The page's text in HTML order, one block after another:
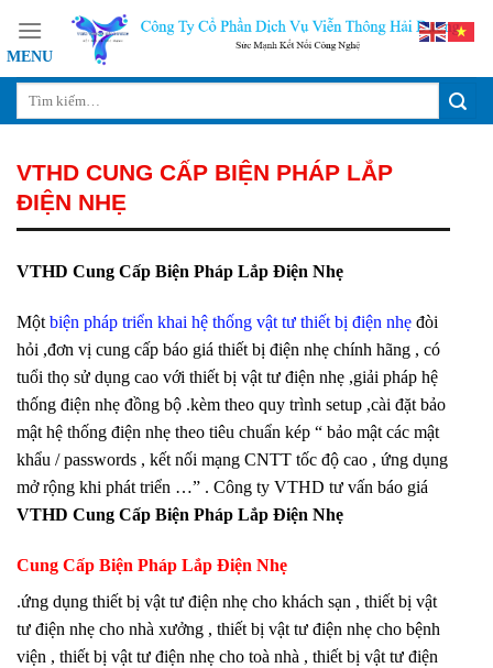
content
VTHD CUNG CẤP BIỆN PHÁP LẮP
ĐIỆN NHẸ
VTHD Cung Cấp Biện Pháp Lắp Điện Nhẹ
Một biện pháp triển khai hệ thống vật tư thiết bị điện nhẹ đòi
hỏi ,đơn vị cung cấp báo giá thiết bị điện nhẹ chính hãng , có
tuổi thọ sử dụng cao với thiết bị vật tư điện nhẹ ,giải pháp hệ
thống điện nhẹ đồng bộ .kèm theo quy trình setup ,cài đặt bảo
mật hệ thống điện nhẹ theo tiêu chuẩn kép “ bảo mật các mật
khẩu / passwords , kết nối mạng CNTT tốc độ cao , ứng dụng
mở rộng khi phát triển …” . Công ty VTHD tư vấn báo giá
VTHD Cung Cấp Biện Pháp Lắp Điện Nhẹ
Cung Cấp Biện Pháp Lắp Điện Nhẹ
.ứng dụng thiết bị vật tư điện nhẹ cho khách sạn , thiết bị vật
tư điện nhẹ cho nhà xưởng , thiết bị vật tư điện nhẹ cho bệnh
viện , thiết bị vật tư điện nhẹ cho toà nhà , thiết bị vật tư điện